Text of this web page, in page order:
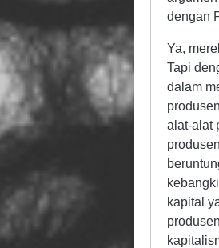
dengan
Ya,
Tapi
dalam
alat-alat
kapital